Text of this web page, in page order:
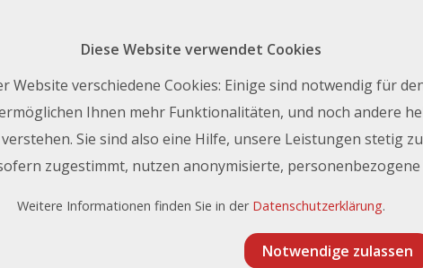
Kontakt
CAP Aufzieh-Klebefolie mit Vliesträger, 51 cm x 50 m
Klebefolie mit
Diese Website verwendet Cookies
Website verschiedene Cookies: Einige sind notwendig für
Ihnen mehr Funktionalitäten, und noch andere
Sie sind also eine Hilfe, unsere Leistungen stetig
zugestimmt, nutzen anonymisierte, personenbezogene
Weitere Informationen finden Sie in der Datenschutzerklärung.
Notwendige zulassen